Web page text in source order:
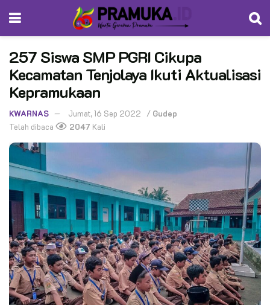
257 Siswa SMP PGRI Cikupa
Kecamatan Tenjolaya Ikuti Aktualisasi
Kepramukaan
KWARNAS Jumat, 16 Sep 2022 / Gudep
Telah dibaca
2047 Kali